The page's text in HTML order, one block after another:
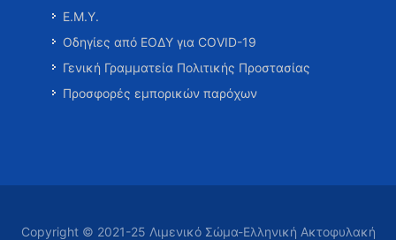
Ε.Μ.Υ.
Οδηγίες από ΕΟΔΥ για COVID-19
Γενική Γραμματεία Πολιτικής Προστασίας
Προσφορές εμπορικών παρόχων
Copyright © 2021-25 Λιμενικό Σώμα-Ελληνική Ακτοφυλακή